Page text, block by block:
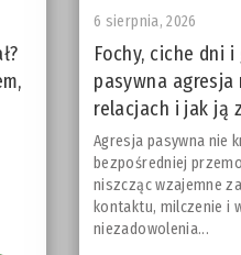
6 sierpnia, 2026
Fochy, ciche dni
pasywna
relacjach i jak ją
Agresja pasywna nie
bezpośredniej
niszcząc wzajemne
kontaktu, milczenie i
niezadowolenia...